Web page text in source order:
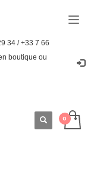
34 / +33 7 66
boutique ou